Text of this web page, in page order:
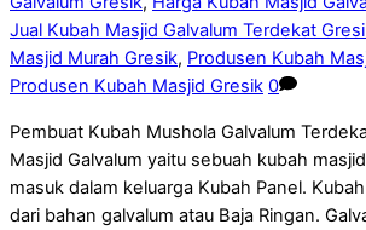
Jual Kubah Masjid Galvalum Terdekat
Masjid Murah Gresik, Produsen Kubah
Produsen Kubah Masjid Gresik 0
Pembuat Kubah Mushola Galvalum
Masjid Galvalum yaitu sebuah kubah
masuk dalam keluarga Kubah Panel.
dari bahan galvalum atau Baja Ringan.